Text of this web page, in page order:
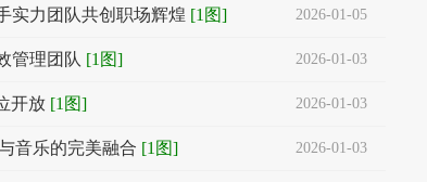
实力团队共创职场辉煌 [1图] 2026-01-05
管理团队 [1图] 2026-01-03
开放 [1图] 2026-01-03
音乐的完美融合 [1图] 2026-01-03